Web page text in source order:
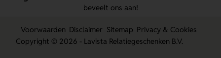
beveelt ons aan!
Voorwaarden Disclaimer Sitemap Privacy & Cookies
Copyright © 2026 - Lavista Relatiegeschenken B.V.